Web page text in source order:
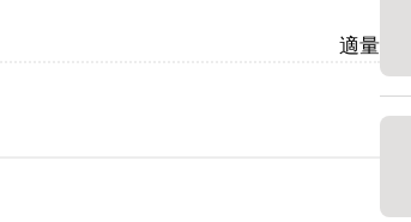
適量